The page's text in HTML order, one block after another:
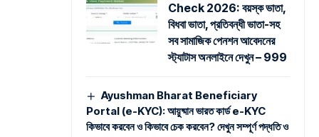
Check 2026: বয়স্ক ভাতা,
বিধবা ভাতা, প্রতিবন্ধী ভাতা-সহ
সব সামাজিক পেনশন আবেদনের
স্ট্যাটাস অনলাইনে দেখুন – 999
Ayushman Bharat Beneficiary
Portal (e-KYC): আয়ুষ্মান ভারত কার্ড e-KYC
কিভাবে করবেন ও কিভাবে চেক করবেন? দেখুন সম্পূর্ণ পদ্ধতি ও